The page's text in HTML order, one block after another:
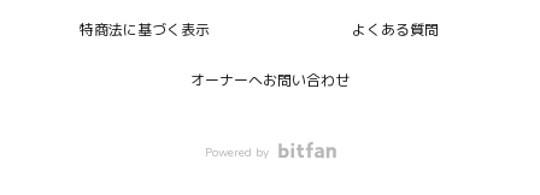
特商法に基づく表示 よくある質問
オーナーへお問い合わせ
Powered by